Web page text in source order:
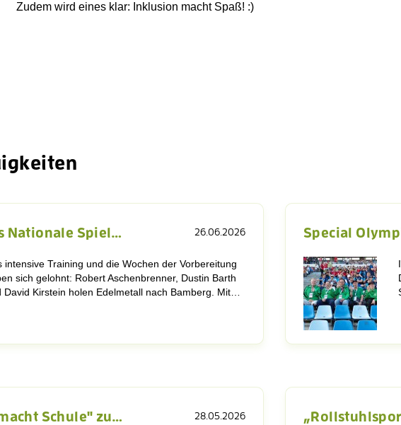
Zudem wird eines klar: Inklusion macht Spaß! :)
Nationale Spiel… 26.06.2026
intensive Training und die Wochen der Vorbereitung
sich gelohnt: Robert Aschenbrenner, Dustin Barth
David Kirstein holen Edelmetall nach Bamberg. Mit…
Special
Schule" zu… 28.05.2026